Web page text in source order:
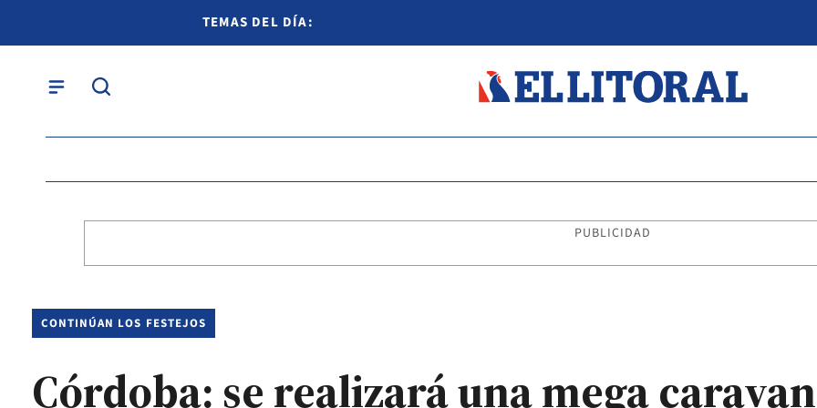
TEMAS DEL DÍA:
PUBLICIDAD
CONTINÚAN LOS FESTEJOS
Córdoba: se realizará una mega